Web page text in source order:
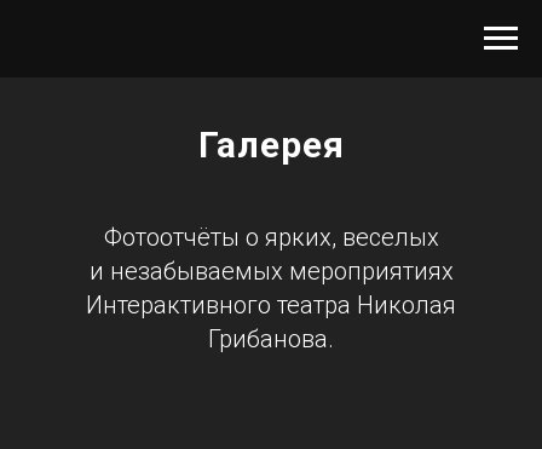
Галерея
Фотоотчёты о ярких, веселых
и незабываемых мероприятиях
Интерактивного театра Николая
Грибанова.